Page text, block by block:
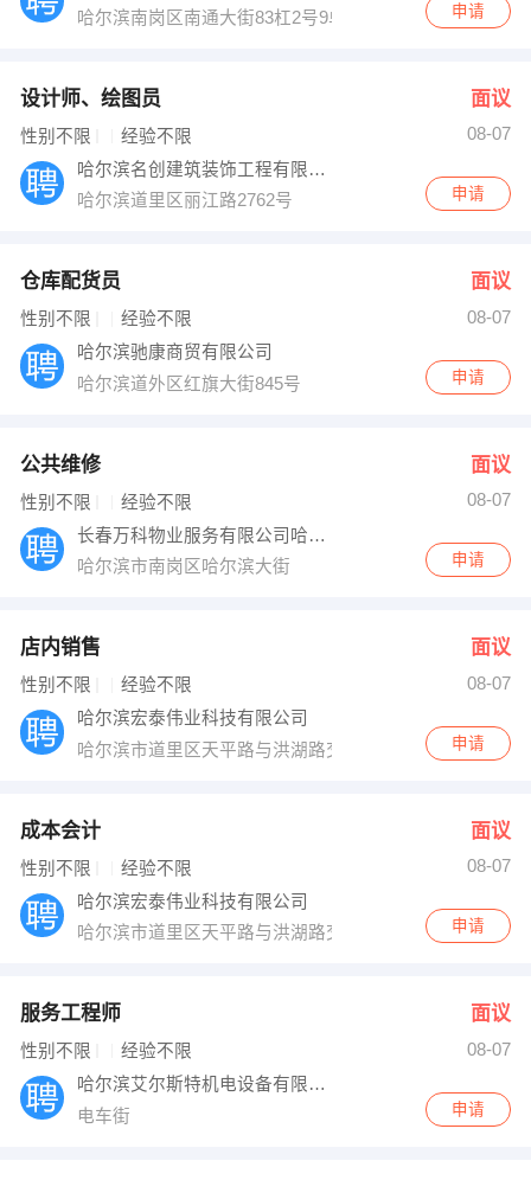
哈尔滨南岗区南通大街83杠2号9单元101
申请
设计师、绘图员 面议
性别不限 经验不限
08-07
哈尔滨名创建筑装饰工程有限公司
哈尔滨道里区丽江路2762号
申请
仓库配货员 面议
性别不限 经验不限
08-07
哈尔滨驰康商贸有限公司
哈尔滨道外区红旗大街845号
申请
公共维修 面议
性别不限 经验不限
08-07
长春万科物业服务有限公司哈尔滨分公司
哈尔滨市南岗区哈尔滨大街
申请
店内销售 面议
性别不限 经验不限
08-07
哈尔滨宏泰伟业科技有限公司
哈尔滨市道里区天平路与洪湖路交口（对俄合作产业园区
申请
成本会计 面议
性别不限 经验不限
08-07
哈尔滨宏泰伟业科技有限公司
哈尔滨市道里区天平路与洪湖路交口（对俄合作产业园区
申请
服务工程师 面议
性别不限 经验不限
08-07
哈尔滨艾尔斯特机电设备有限公司
电车街
申请